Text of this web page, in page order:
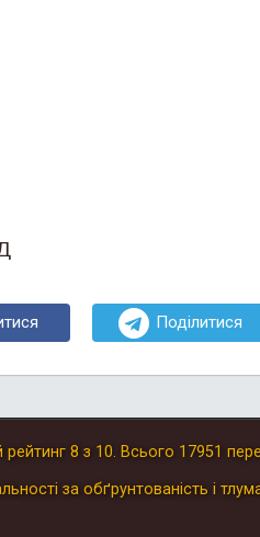
Поділитися
рейтинг 8 з 10. Всього 17951
за обґрунтованість і